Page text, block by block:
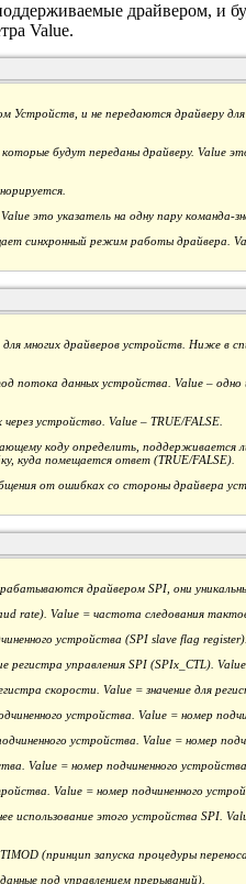
драйвером, и
Value.
и не передаются драйверу
будут переданы драйверу. Value
это указатель на одну пару команда-
синхронный режим работы драйвера.
многих драйверов устройств. Ниже в
потока данных устройства. Value – одно
устройство. Value – TRUE/FALSE.
коду определить, поддерживается
куда помещается ответ (TRUE/FALSE).
от ошибках со стороны драйвера
драйвером SPI, они
rate). Value = частота следования
устройства (SPI slave flag
регистра управления SPI (SPIx_CTL). Value
скорости. Value = значение для
устройства. Value = номер
устройства. Value = номер
Value = номер подчиненного устройства.
Value = номер подчиненного
использование этого устройства SPI.
(принцип запуска процедуры
под управлением прерываний).